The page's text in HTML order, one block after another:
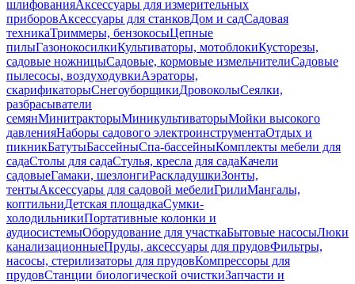
шлифованияАксессуары для измерительных
приборовАксессуары для станковДом и садСадовая
техникаТриммеры, бензокосыЦепные
пилыГазонокосилкиКультиваторы, мотоблокиКусторезы,
садовые ножницыСадовые, кормовые измельчителиСадовые
пылесосы, воздуходувкиАэраторы,
скарификаторыСнегоуборщикиДровоколыСеялки,
разбрасыватели
семянМинитракторыМиникультиваторыМойки высокого
давленияНаборы садового электроинструментаОтдых и
пикникБатутыБассейныСпа-бассейныКомплекты мебели для
садаСтолы для садаСтулья, кресла для садаКачели
садовыеГамаки, шезлонгиРаскладушкиЗонты,
тентыАксессуары для садовой мебелиГрилиМангалы,
коптильниДетская площадкаСумки-
холодильникиПортативные колонки и
аудиосистемыОборудование для участкаБытовые насосыЛюки
канализационныеПруды, аксессуары для прудовФильтры,
насосы, стерилизаторы для прудовКомпрессоры для
прудовСтанции биологической очисткиЗапчасти и